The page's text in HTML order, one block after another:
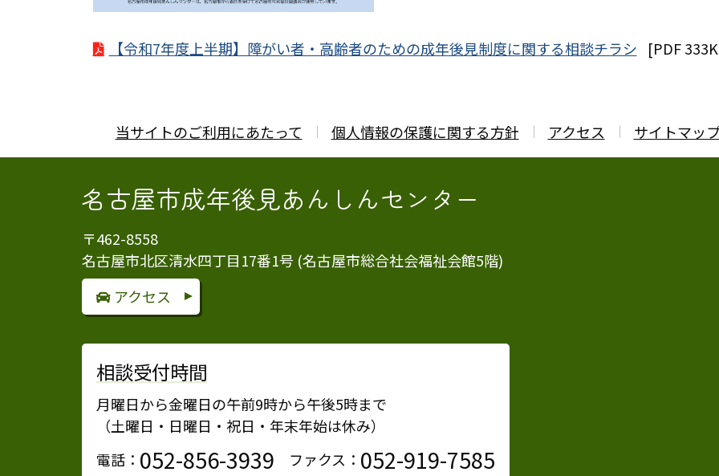
【令和7年度上半期】障がい者・高齢者のための成年後見制度に関する相談チラシ [PDF
当サイトのご利用にあたって 個人情報の保護に関する方針 アクセス サイトマッ
名古屋市成年後見あんしんセンター
〒462-8558
名古屋市北区清水四丁目17番1号 (名古屋市総合社会福祉会館5階)
アクセス
相談受付時間
月曜日から金曜日の午前9時から午後5時まで
（土曜日・日曜日・祝日・年末年始は休み）
電話： 052-856-3939 ファクス： 052-919-7585